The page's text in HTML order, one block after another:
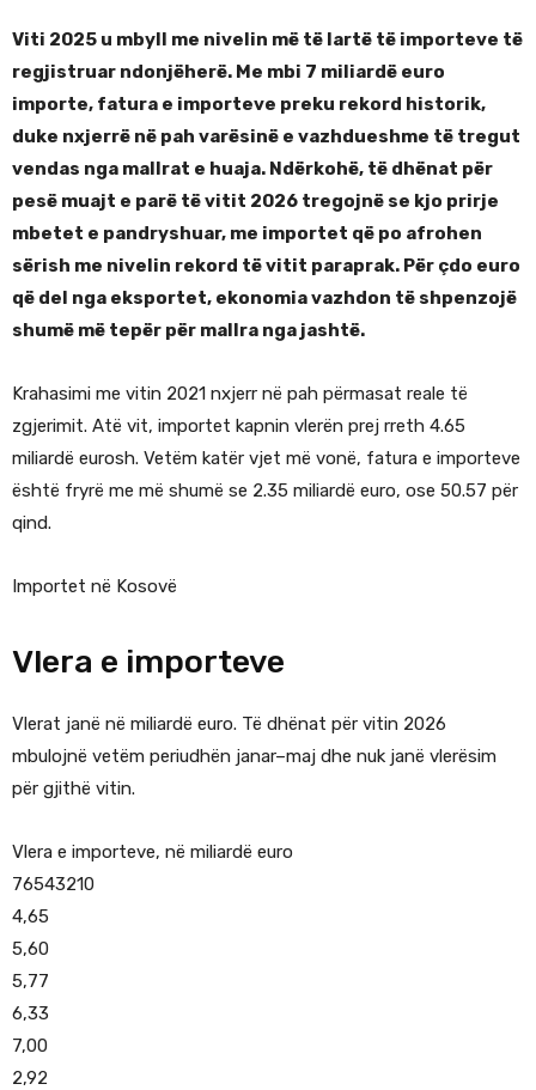
Viti 2025 u mbyll me nivelin më të lartë të importeve të
regjistruar ndonjëherë. Me mbi 7 miliardë euro
importe, fatura e importeve preku rekord historik,
duke nxjerrë në pah varësinë e vazhdueshme të tregut
vendas nga mallrat e huaja. Ndërkohë, të dhënat për
pesë muajt e parë të vitit 2026 tregojnë se kjo prirje
mbetet e pandryshuar, me importet që po afrohen
sërish me nivelin rekord të vitit paraprak. Për çdo euro
që del nga eksportet, ekonomia vazhdon të shpenzojë
shumë më tepër për mallra nga jashtë.
Krahasimi me vitin 2021 nxjerr në pah përmasat reale të
zgjerimit. Atë vit, importet kapnin vlerën prej rreth 4.65
miliardë eurosh. Vetëm katër vjet më vonë, fatura e importeve
është fryrë me më shumë se 2.35 miliardë euro, ose 50.57 për
qind.
Importet në Kosovë
Vlera e importeve
Vlerat janë në miliardë euro. Të dhënat për vitin 2026
mbulojnë vetëm periudhën janar–maj dhe nuk janë vlerësim
për gjithë vitin.
Vlera e importeve, në miliardë euro
76543210
4,65
5,60
5,77
6,33
7,00
2,92